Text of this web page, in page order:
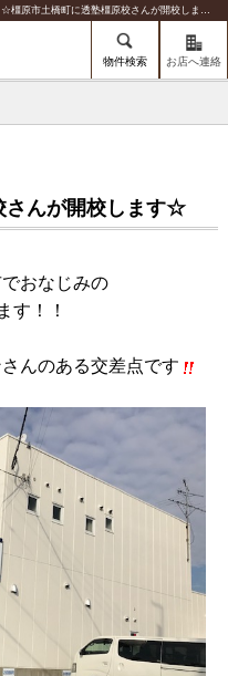
☆橿原市土橋町に透塾橿原校さんが開校します☆【更新】☆橿原市土橋町に透塾橿原校さんが開校します☆ | 橿原の賃貸のことならならすも【株式会社shinka】
物件検索 お店へ連絡
さんが開校します☆
おなじみの
す！！
んのある交差点です